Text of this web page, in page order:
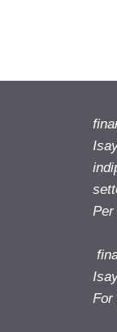
Per
For